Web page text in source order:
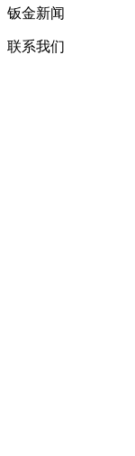
钣金新闻
联系我们